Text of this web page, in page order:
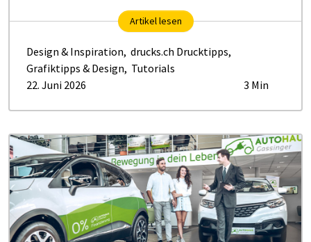
Artikel lesen
Design & Inspiration, drucks.ch Drucktipps,
Grafiktipps & Design, Tutorials
22. Juni 2026
3 Min